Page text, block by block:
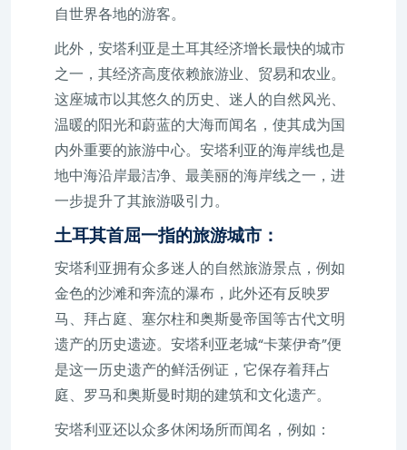
自世界各地的游客。
此外，安塔利亚是土耳其经济增长最快的城市
之一，其经济高度依赖旅游业、贸易和农业。
这座城市以其悠久的历史、迷人的自然风光、
温暖的阳光和蔚蓝的大海而闻名，使其成为国
内外重要的旅游中心。安塔利亚的海岸线也是
地中海沿岸最洁净、最美丽的海岸线之一，进
一步提升了其旅游吸引力。
土耳其首屈一指的旅游城市：
安塔利亚拥有众多迷人的自然旅游景点，例如
金色的沙滩和奔流的瀑布，此外还有反映罗
马、拜占庭、塞尔柱和奥斯曼帝国等古代文明
遗产的历史遗迹。安塔利亚老城“卡莱伊奇”便
是这一历史遗产的鲜活例证，它保存着拜占
庭、罗马和奥斯曼时期的建筑和文化遗产。
安塔利亚还以众多休闲场所而闻名，例如：